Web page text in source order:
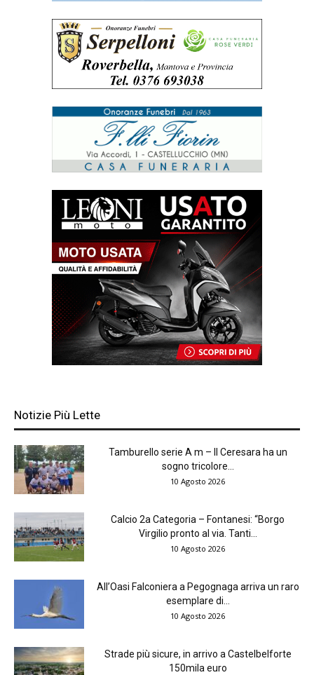
Notizie Più Lette
Tamburello serie A m – Il Ceresara ha un
sogno tricolore...
10 Agosto 2026
Calcio 2a Categoria – Fontanesi: “Borgo
Virgilio pronto al via. Tanti...
10 Agosto 2026
All’Oasi Falconiera a Pegognaga arriva un raro
esemplare di...
10 Agosto 2026
Strade più sicure, in arrivo a Castelbelforte
150mila euro